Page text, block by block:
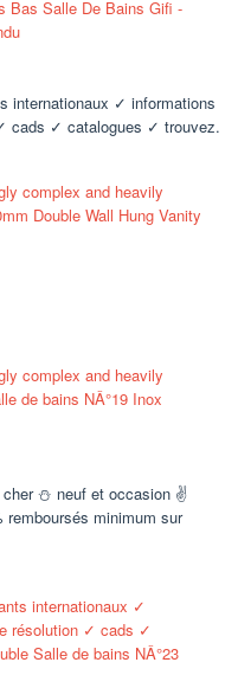
internationaux ✓ informations
cads ✓ catalogues ✓ trouvez.
⛄ neuf et occasion ✌
minimum sur